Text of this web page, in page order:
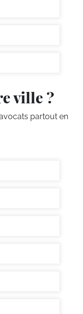
ville ?
partout en